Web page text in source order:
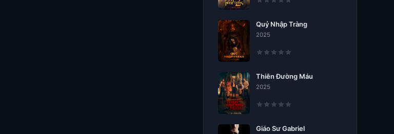
Quỷ Nhập Tràng
2025
Thiên Đường Máu
2025
Giáo Sư Gabriel